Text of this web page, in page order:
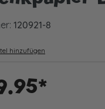
120921-8
hinzufügen